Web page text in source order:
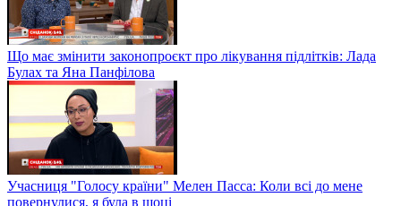
Що має змінити законопроєкт про лікування підлітків: Лада
Булах та Яна Панфілова
Учасниця "Голосу країни" Мелен Пасса: Коли всі до мене
повернулися, я була в шоці